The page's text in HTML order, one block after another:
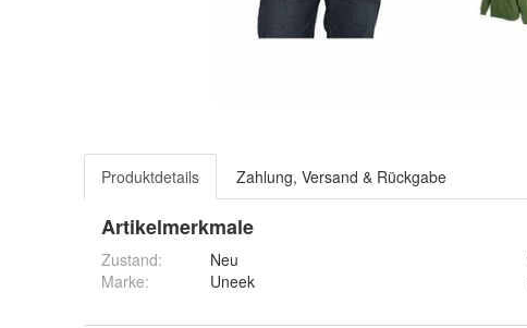
Produktdetails Zahlung, Versand & Rückgabe
Artikelmerkmale
Zustand:
Neu
Marke:
Uneek